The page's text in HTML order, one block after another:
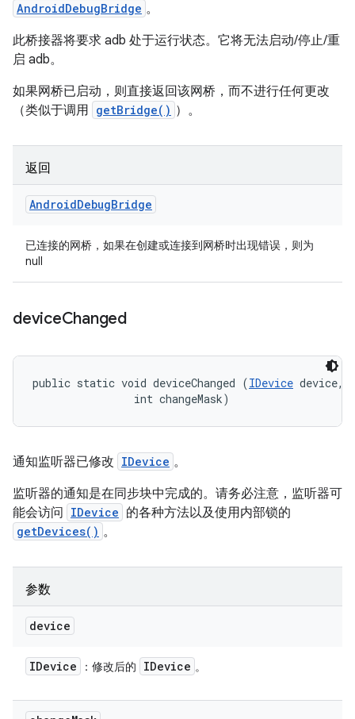
AndroidDebugBridge 。
此桥接器将要求 adb 处于运行状态。它将无法启动/停止/重
启 adb。
如果网桥已启动，则直接返回该网桥，而不进行任何更改
（类似于调用 getBridge() ）。
返回
AndroidDebugBridge
已连接的网桥，如果在创建或连接到网桥时出现错误，则为
null
deviceChanged
public static void deviceChanged (IDevice device,
                int changeMask)
通知监听器已修改 IDevice 。
监听器的通知是在同步块中完成的。请务必注意，监听器可
能会访问
IDevice 的各种方法以及使用内部锁的
getDevices() 。
参数
device
IDevice ：修改后的 IDevice 。